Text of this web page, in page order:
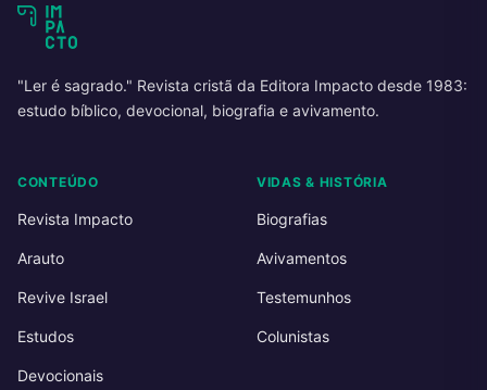
"Ler é sagrado." Revista cristã da Editora Impacto desde 1983:
estudo bíblico, devocional, biografia e avivamento.
CONTEÚDO
Revista Impacto
Arauto
Revive Israel
Estudos
Devocionais
VIDAS & HISTÓRIA
Biografias
Avivamentos
Testemunhos
Colunistas